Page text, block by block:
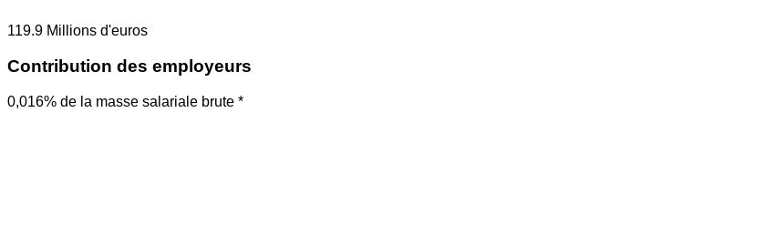
119.9 Millions d'euros
Contribution des employeurs
0,016% de la masse salariale brute *